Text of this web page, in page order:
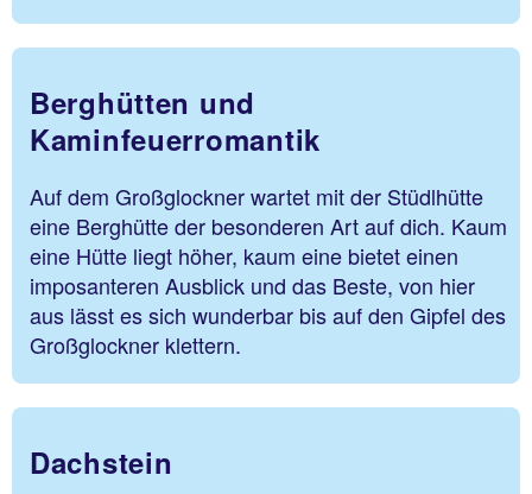
Berghütten und
Kaminfeuerromantik
Auf dem Großglockner wartet mit der Stüdlhütte
eine Berghütte der besonderen Art auf dich. Kaum
eine Hütte liegt höher, kaum eine bietet einen
imposanteren Ausblick und das Beste, von hier
aus lässt es sich wunderbar bis auf den Gipfel des
Großglockner klettern.
Dachstein